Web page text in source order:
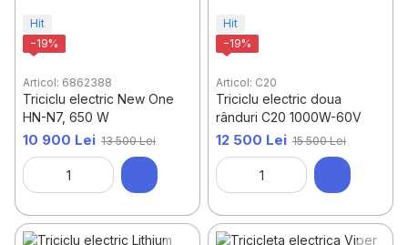
Pompe și compresoare auto
Pulverizatoare & stații de vopsit
Lanțuri antiderapante Alimentarea automobilelor
Cauciucuri Garaj, cort, sarai, depozit - pliabile
Magnitole auto Frigidere auto
Hit
−19%
Articol: 6862388
Triciclu electric New One
HN-N7, 650 W
10 900 Lei 13 500 Lei
Hit
−19%
Articol: C20
Triciclu electric doua
rânduri C20 1000W-60V
12 500 Lei 15 500 Lei